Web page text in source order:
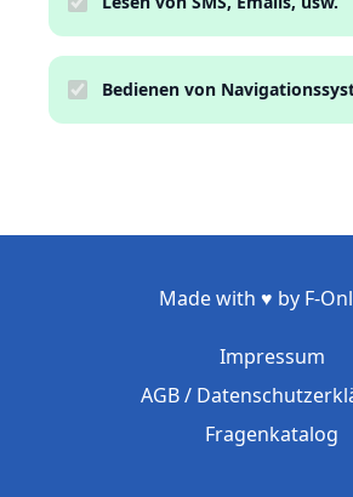
Bedienen von
Made with ♥ by F-
Impressum
AGB /
Fragenkatalog